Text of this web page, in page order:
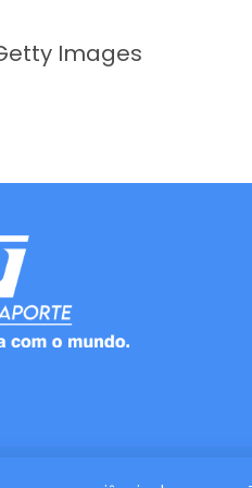
Images